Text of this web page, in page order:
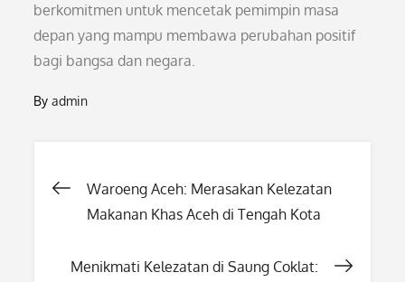
berkomitmen untuk mencetak pemimpin masa
depan yang mampu membawa perubahan positif
bagi bangsa dan negara.
Byadmin
Post
Waroeng Aceh: Merasakan Kelezatan
Makanan Khas Aceh di Tengah Kota
Menikmati Kelezatan di Saung Coklat: